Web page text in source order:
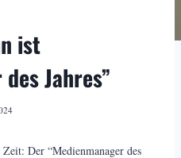
ist
Jahres”
Der “Medienmanager des